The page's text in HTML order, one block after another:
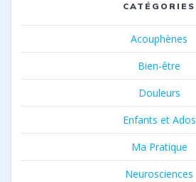
CATÉGORIES
Acouphènes
Bien-être
Douleurs
Enfants et Ados
Ma Pratique
Neurosciences